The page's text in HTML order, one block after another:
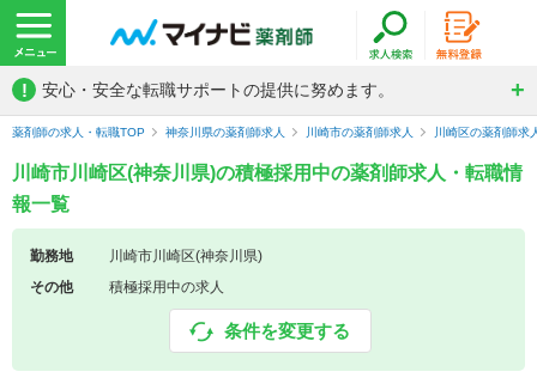
! 安心・安全な転職サポートの提供に努めます。
薬剤師の求人・転職TOP 神奈川県の薬剤師求人 川崎市の薬剤師求人 川崎区の薬剤師求
川崎市川崎区(神奈川県)の積極採用中の薬剤師求人・転職情
報一覧
勤務地
川崎市川崎区(神奈川県)
その他
積極採用中の求人
条件を変更する